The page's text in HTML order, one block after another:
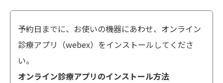
予約日までに、お使いの機器にあわせ、オンライン
診療アプリ（webex）をインストールしてくださ
い。
オンライン診療アプリのインストール方法